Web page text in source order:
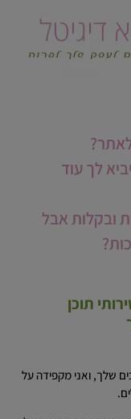
לך עוד
ובקלות אבל
תוכן
שלך, ואני מקפידה על